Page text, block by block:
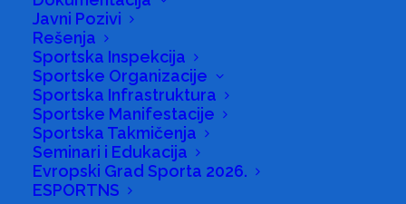
Javni Pozivi
Rešenja
Sportska Inspekcija
Sportske Organizacije
Sportska Infrastruktura
Sportske Manifestacije
Sportska Takmičenja
Seminari i Edukacija
Evropski Grad Sporta 2026.
ESPORTNS
Stranica u pripremi